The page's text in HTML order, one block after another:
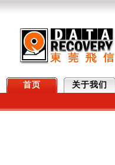
首页 关于我们